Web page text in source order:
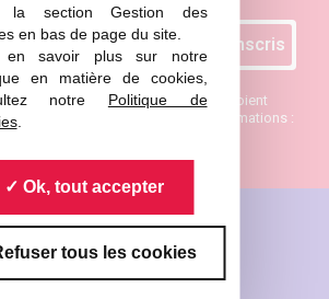
la section Gestion des
en bas de page du site.
en savoir plus sur notre
en matière de cookies,
notre Politique de
.
Ok, tout accepter
tous les cookies
mail j’accepte que mes données soient
la newsletter SFP. Plus d’informations :